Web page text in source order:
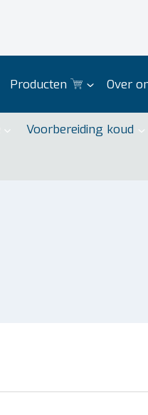
Producten Over
Voorbereiding koud